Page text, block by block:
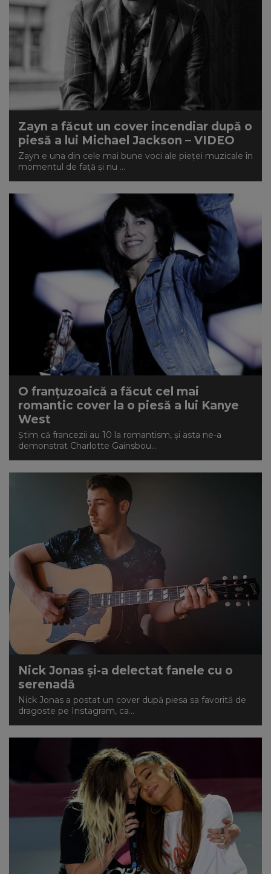
Zayn a făcut un cover incendiar după o
piesă a lui Michael Jackson – VIDEO
Zayn e una din cele mai bune voci ale pieței muzicale în
momentul de față și nu ...
O franțuzoaică a făcut cel mai
romantic cover la o piesă a lui Kanye
West
Știm că francezii au 10 la romantism, și asta ne-a
demonstrat Charlotte Gainsbou...
Nick Jonas și-a delectat fanele cu o
serenadă
Nick Jonas a postat un cover după piesa sa favorită de
dragoste pe Instagram, ca...